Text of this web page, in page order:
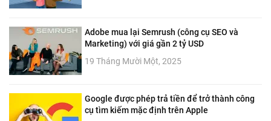
Adobe mua lại Semrush (công cụ SEO và
Marketing) với giá gần 2 tỷ USD
19 Tháng Mười Một, 2025
Google được phép trả tiền để trở thành công
cụ tìm kiếm mặc định trên Apple